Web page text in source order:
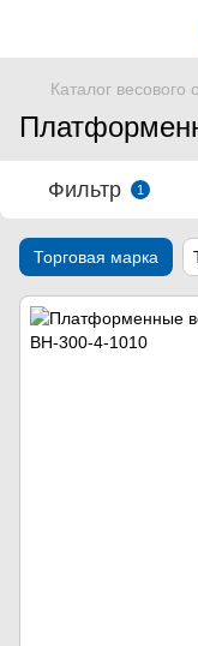
Каталог весового
Фильтр 1
Торговая марка